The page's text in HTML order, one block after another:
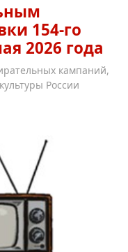
154-го
2026 года
кампаний,
России